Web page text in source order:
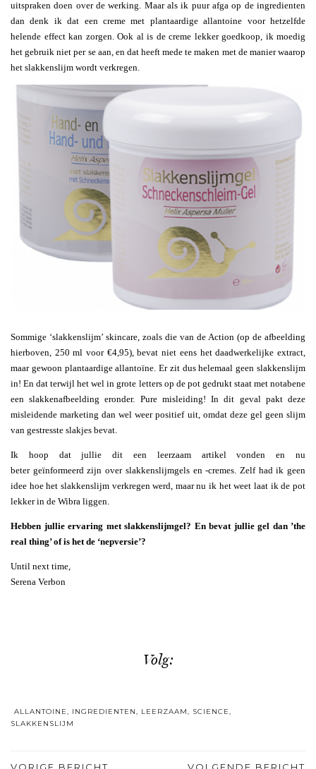
uitspraken doen over de werking. Maar als ik puur afga op de ingredienten
dan denk ik dat een creme met plantaardige allantoine voor hetzelfde
helende effect kan zorgen. Ook al is de creme lekker goedkoop, ik moedig
het gebruik niet per se aan, en dat heeft mede te maken met de manier waarop
het slakkenslijm wordt verkregen.
Sommige ‘slakkenslijm’ skincare, zoals die van de Action (op de afbeelding
hierboven, 250 ml voor €4,95), bevat niet eens het daadwerkelijke extract,
maar gewoon plantaardige allantoïne. Er zit dus helemaal geen slakkenslijm
in! En dat terwijl het wel in grote letters op de pot gedrukt staat met notabene
een slakkenafbeelding eronder. Pure misleiding! In dit geval pakt deze
misleidende marketing dan wel weer positief uit, omdat deze gel geen slijm
van gestresste slakjes bevat.
Ik hoop dat jullie dit een leerzaam artikel vonden en nu
beter geïnformeerd zijn over slakkenslijmgels en -cremes. Zelf had ik geen
idee hoe het slakkenslijm verkregen werd, maar nu ik het weet laat ik de pot
lekker in de Wibra liggen.
Hebben jullie ervaring met slakkenslijmgel? En bevat jullie gel dan ’the
real thing’ of is het de ‘nepversie’?
Until next time,
Serena Verbon
Volg:
ALLANTOINE, INGREDIENTEN, LEERZAAM, SCIENCE,
SLAKKENSLIJM